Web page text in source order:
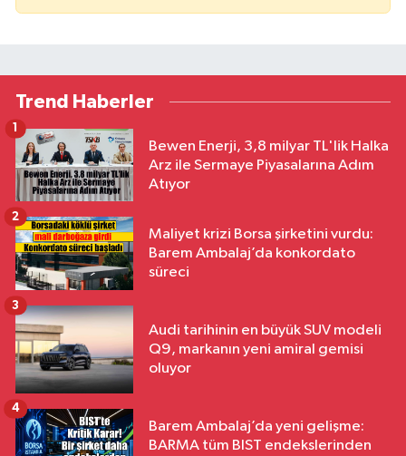
Trend Haberler
Bewen Enerji, 3,8 milyar TL'lik Halka
Arz ile Sermaye Piyasalarına Adım
Atıyor
1
Maliyet krizi Borsa şirketini vurdu:
Barem Ambalaj’da konkordato
süreci
2
Audi tarihinin en büyük SUV modeli
Q9, markanın yeni amiral gemisi
oluyor
3
Barem Ambalaj’da yeni gelişme:
BARMA tüm BIST endekslerinden
4